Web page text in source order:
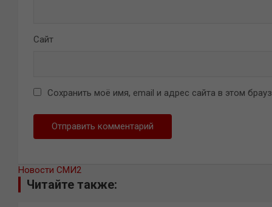
Сайт
Сохранить моё имя, email и адрес сайта в этом
Новости СМИ2
Читайте также: